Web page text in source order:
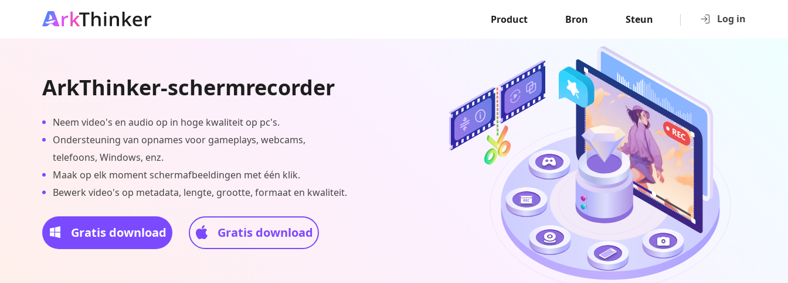
Log in
Product Bron Steun
ArkThinker-schermrecorder
Neem video's en audio op in hoge kwaliteit op pc's.
Ondersteuning van opnames voor gameplays, webcams,
telefoons, Windows, enz.
Maak op elk moment schermafbeeldingen met één klik.
Bewerk video's op metadata, lengte, grootte, formaat en kwaliteit.
Gratis download Gratis download